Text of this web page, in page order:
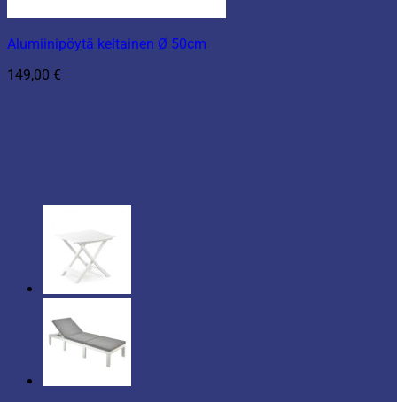
Alumiinipöytä keltainen Ø 50cm
149,00 €